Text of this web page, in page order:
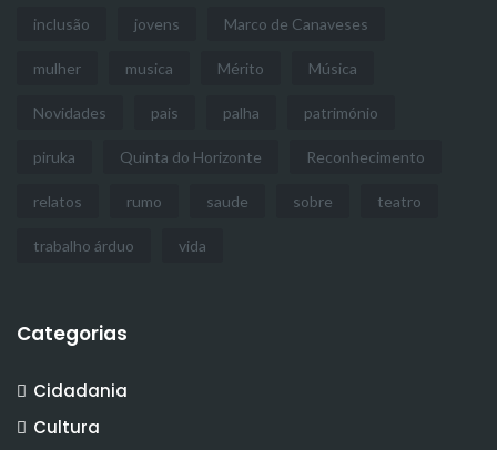
inclusão jovens Marco de Canaveses
mulher musica Mérito Música
Novidades pais palha património
piruka Quinta do Horizonte Reconhecimento
relatos rumo saude sobre teatro
trabalho árduo vida
Categorias
Cidadania
Cultura